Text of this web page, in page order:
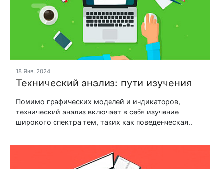
18 Янв, 2024
Технический анализ: пути изучения
Помимо графических моделей и индикаторов,
технический анализ включает в себя изучение
широкого спектра тем, таких как поведенческая...